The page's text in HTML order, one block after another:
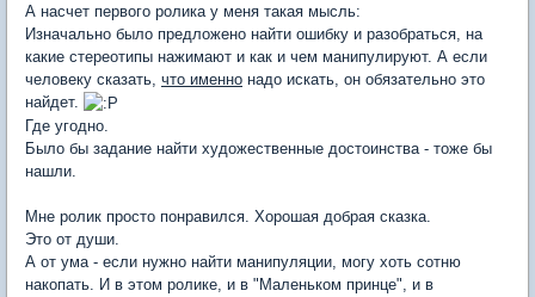
А насчет первого ролика у меня такая мысль:
Изначально было предложено найти ошибку и разобраться, на
какие стереотипы нажимают и как и чем манипулируют. А если
человеку сказать, что именно надо искать, он обязательно это
найдет.
Где угодно.
Было бы задание найти художественные достоинства - тоже бы
нашли.
Мне ролик просто понравился. Хорошая добрая сказка.
Это от души.
А от ума - если нужно найти манипуляции, могу хоть сотню
накопать. И в этом ролике, и в "Маленьком принце", и в